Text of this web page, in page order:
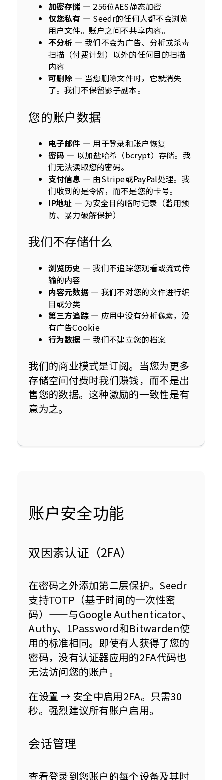
加密存储 — 256位AES静态加密
仅您私有 — Seedr的任何人都不会浏览
用户文件。账户之间不共享内容。
不分析 — 我们不会为广告、分析或杀毒
扫描（付费计划）以外的任何目的扫描
内容
可删除 — 当您删除文件时，它就消失
了。我们不保留影子副本。
您的账户数据
电子邮件 — 用于登录和账户恢复
密码 — 以加盐哈希（bcrypt）存储。我
们无法读取您的密码。
支付信息 — 由Stripe或PayPal处理。我
们收到的是令牌，而不是您的卡号。
IP地址 — 为安全目的临时记录（滥用预
防、暴力破解保护）
我们不存储什么
浏览历史 — 我们不追踪您观看或流式传
输的内容
内容元数据— 我们不对您的文件进行编
目或分类
第三方追踪— 应用中没有分析像素，没
有广告Cookie
行为数据 — 我们不建立您的档案
我们的商业模式是订阅。当您为更多
存储空间付费时我们赚钱，而不是出
售您的数据。这种激励的一致性是有
意为之。
账户安全功能
双因素认证（2FA）
在密码之外添加第二层保护。Seedr
支持TOTP（基于时间的一次性密
码）——与Google Authenticator、
Authy、1Password和Bitwarden使
用的标准相同。即使有人获得了您的
密码，没有认证器应用的2FA代码也
无法访问您的账户。
在设置 → 安全中启用2FA。只需30
秒。强烈建议所有账户启用。
会话管理
查看登录到您账户的每个设备及其时